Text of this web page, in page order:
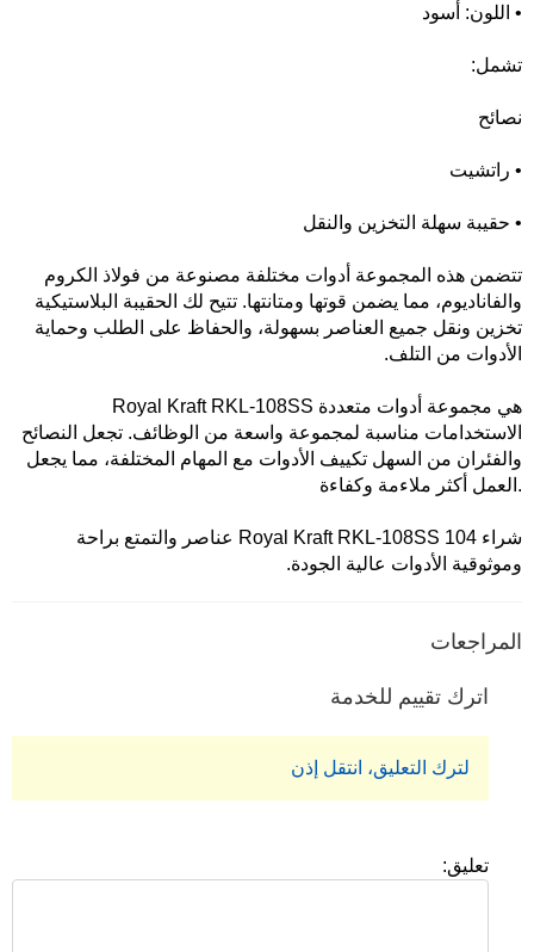
• اللون: أسود
تشمل:
نصائح
• راتشيت
• حقيبة سهلة التخزين والنقل
تتضمن هذه المجموعة أدوات مختلفة مصنوعة من فولاذ الكروم
والفاناديوم، مما يضمن قوتها ومتانتها. تتيح لك الحقيبة البلاستيكية
تخزين ونقل جميع العناصر بسهولة، والحفاظ على الطلب وحماية
الأدوات من التلف.
Royal Kraft RKL-108SS هي مجموعة أدوات متعددة
الاستخدامات مناسبة لمجموعة واسعة من الوظائف. تجعل النصائح
والفئران من السهل تكييف الأدوات مع المهام المختلفة، مما يجعل
العمل أكثر ملاءمة وكفاءة.
شراء Royal Kraft RKL-108SS 104 عناصر والتمتع براحة
وموثوقية الأدوات عالية الجودة.
المراجعات
اترك تقييم للخدمة
لترك التعليق، انتقل إذن
تعليق: